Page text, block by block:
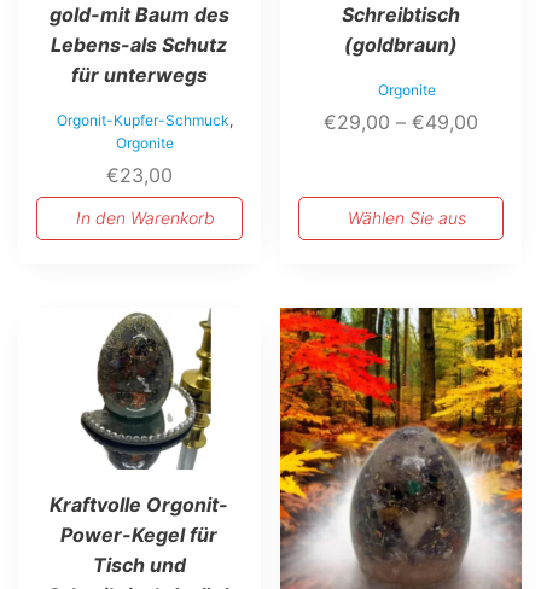
gold-mit Baum des
Lebens-als Schutz
für unterwegs
Orgonit-Kupfer-Schmuck,
Orgonite
€23,00
In den Warenkorb
Schreibtisch
(goldbraun)
Orgonite
€29,00 – €49,00
Wählen Sie aus
gewählt
Kraftvolle Orgonit-
Power-Kegel für
Tisch und
Varianten
können
Produktseite
Dieses
Produkt
weist
mehrere
Varianten
auf.
Die
Optionen
können
auf
der
Produktseite